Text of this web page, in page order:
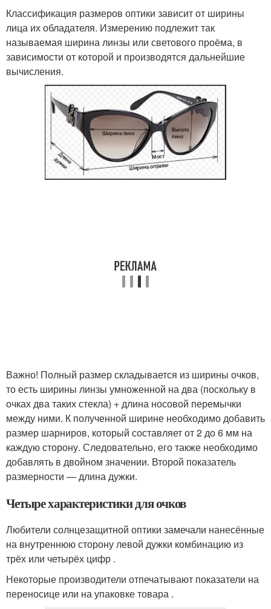
Классификация размеров оптики зависит от ширины
лица их обладателя. Измерению подлежит так
называемая ширина линзы или светового проёма, в
зависимости от которой и производятся дальнейшие
вычисления.
Важно! Полный размер складывается из ширины очков,
то есть ширины линзы умноженной на два (поскольку в
очках два таких стекла) + длина носовой перемычки
между ними. К полученной ширине необходимо добавить
размер шарниров, который составляет от 2 до 6 мм на
каждую сторону. Следовательно, его также необходимо
добавлять в двойном значении. Второй показатель
размерности — длина дужки.
Четыре характеристики для очков
Любители солнцезащитной оптики замечали нанесённые
на внутреннюю сторону левой дужки комбинацию из
трёх или четырёх цифр .
Некоторые производители отпечатывают показатели на
переносице или на упаковке товара .